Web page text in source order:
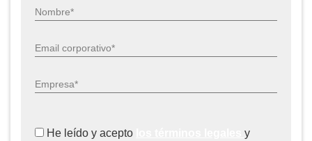
Nombre*
Email corporativo*
Empresa*
He leído y acepto
y